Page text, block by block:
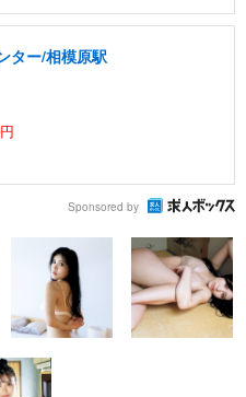
ター/相模原駅
Sponsored by